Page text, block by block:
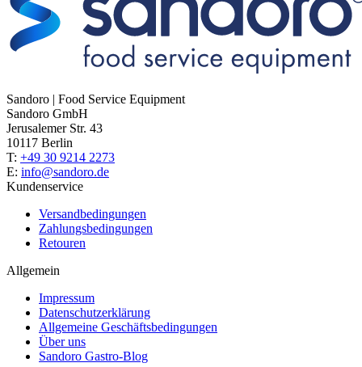
Sandoro | Food Service Equipment
Sandoro GmbH
Jerusalemer Str. 43
10117 Berlin
T: +49 30 9214 2273
E: info@sandoro.de
Kundenservice
Versandbedingungen
Zahlungsbedingungen
Retouren
Allgemein
Impressum
Datenschutzerklärung
Allgemeine Geschäftsbedingungen
Über uns
Sandoro Gastro-Blog